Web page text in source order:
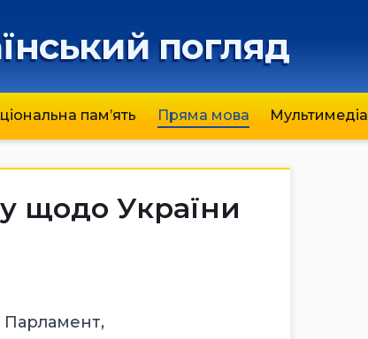
погляд
пам’ять Пряма мова Мультимедіа
щодо України